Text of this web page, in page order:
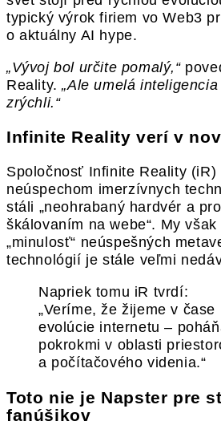
typický výrok firiem vo Web3
o aktuálny AI hype.
„Vývoj bol určite pomalý,“
Reality.„Ale umelá
zrýchli.“
Infinite Reality verí v
Spoločnosť Infinite Reality (iR)
neúspechom imerzívnych
stáli „neohrabaný hardvér a
škálovaním na webe“. My
„minulosť“ neúspešných
technológií je stále veľmi
Napriek tomu iR tvrdí:
„Veríme, že žijeme v čase
evolúcie internetu –
pokrokmi v oblasti
a počítačového videnia.“
Toto nie je Napster pre
fanúšikov